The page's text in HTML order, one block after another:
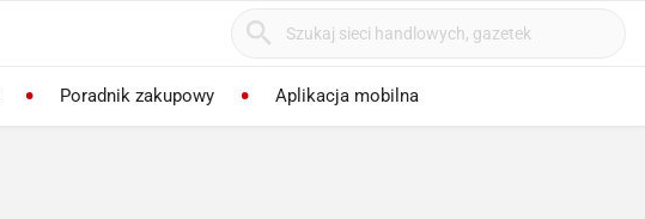
Poradnik zakupowy Aplikacja mobilna